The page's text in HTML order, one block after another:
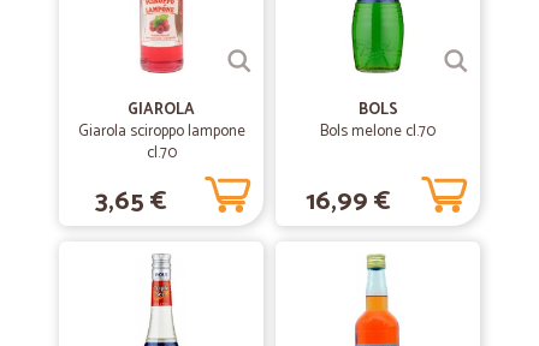
GIAROLA
Giarola sciroppo lampone
cl.70
3,65 €
BOLS
Bols melone cl.70
16,99 €